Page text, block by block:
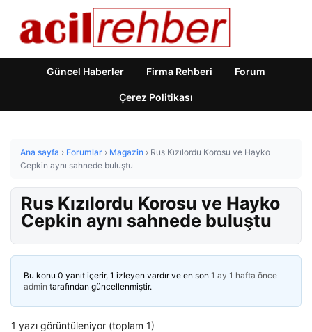
Güncel Haberler Firma Rehberi Forum
Çerez Politikası
Ana sayfa › Forumlar › Magazin › Rus Kızılordu Korosu ve Hayko
Cepkin aynı sahnede buluştu
Rus Kızılordu Korosu ve Hayko
Cepkin aynı sahnede buluştu
Bu konu 0 yanıt içerir, 1 izleyen vardır ve en son 1 ay 1 hafta önce
admin tarafından güncellenmiştir.
1 yazı görüntüleniyor (toplam 1)